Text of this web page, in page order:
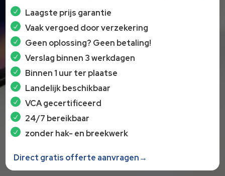
Laagste prijs garantie
Vaak vergoed door verzekering
Geen oplossing? Geen betaling!
Verslag binnen 3 werkdagen
Binnen 1 uur ter plaatse
Landelijk beschikbaar
VCA gecertificeerd
24/7 bereikbaar
zonder hak- en breekwerk
Direct gratis offerte aanvragen→